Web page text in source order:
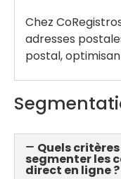
Chez
adresses
postal,
Quels
segmenter les
direct en ligne ?